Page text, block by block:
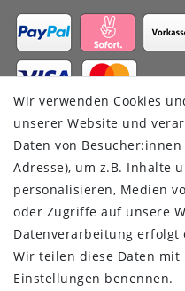
VERSANDDIENSTLEISTER
Wir verwenden Cookies
unserer Website und
Daten von
Adresse), um z.B. Inhalte
personalisieren, Medien
oder Zugriffe auf unsere
Datenverarbeitung erfolgt
Wir teilen diese Daten
Einstellungen benennen.